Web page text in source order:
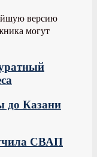
версию
могут
до Казани
СВАП